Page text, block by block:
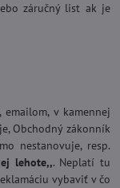
záručný list ak je
v kamennej
Obchodný zákonník
nestanovuje, resp.
lehote,,. Neplatí tu
vybaviť v čo